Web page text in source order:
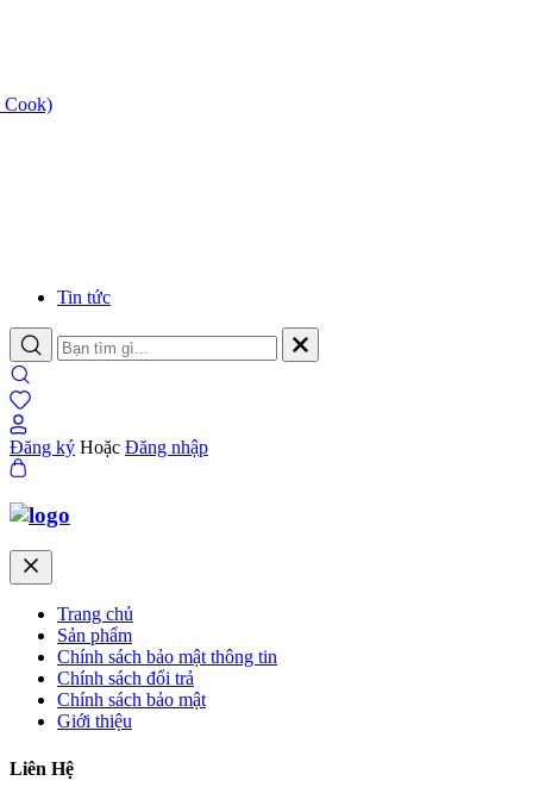
Tin tức
Đăng ký Hoặc Đăng nhập
Trang chủ
Sản phẩm
Chính sách bảo mật thông tin
Chính sách đổi trả
Chính sách bảo mật
Giới thiệu
Liên Hệ